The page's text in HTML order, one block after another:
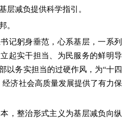
层减负提供科学指引。
。
躬身垂范，心系基层，一系列
起实干担当、为民服务的鲜明导
以务实担当的过硬作风，为“十四
经济社会高质量发展提供了有力保
整治形式主义为基层减负向纵